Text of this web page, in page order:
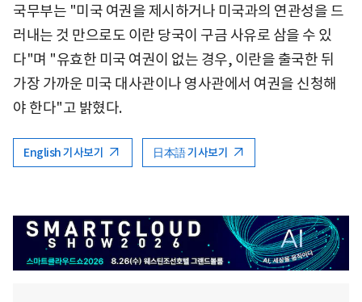
국무부는 "미국 여권을 제시하거나 미국과의 연관성을 드
러내는 것 만으로도 이란 당국이 구금 사유로 삼을 수 있
다"며 "유효한 미국 여권이 없는 경우, 이란을 출국한 뒤
가장 가까운 미국 대사관이나 영사관에서 여권을 신청해
야 한다"고 밝혔다.
English 기사보기 日本語 기사보기